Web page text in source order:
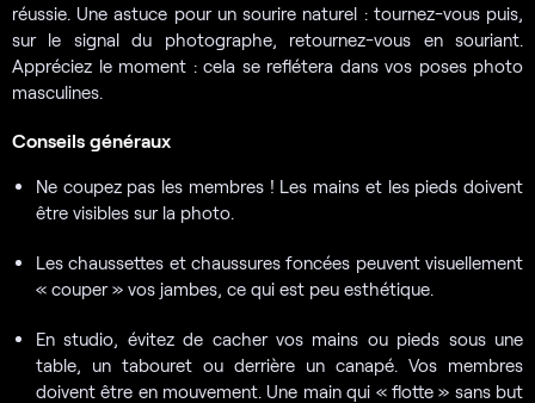
réussie. Une astuce pour un sourire naturel : tournez-vous puis,
sur le signal du photographe, retournez-vous en souriant.
Appréciez le moment : cela se reflétera dans vos poses photo
masculines.
Conseils généraux
Ne coupez pas les membres ! Les mains et les pieds doivent
être visibles sur la photo.
Les chaussettes et chaussures foncées peuvent visuellement
« couper » vos jambes, ce qui est peu esthétique.
En studio, évitez de cacher vos mains ou pieds sous une
table, un tabouret ou derrière un canapé. Vos membres
doivent être en mouvement. Une main qui « flotte » sans but